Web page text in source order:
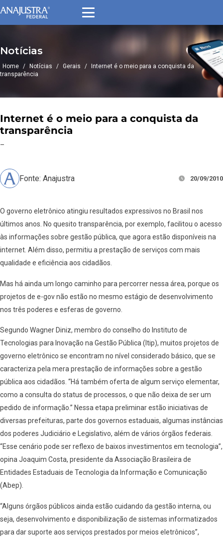
Notícias
Home / Notícias / Gerais /
Internet é o meio para a conquista da
transparência
Internet é o meio para a conquista da
transparência
–
Fonte: Anajustra 20/09/2010
O governo eletrônico atingiu resultados expressivos no Brasil nos
últimos anos. No quesito transparência, por exemplo, facilitou o acesso
às informações sobre gestão pública, que agora estão disponíveis na
internet. Além disso, permitiu a prestação de serviços com mais
qualidade e eficiência aos cidadãos.
Mas há ainda um longo caminho para percorrer nessa área, porque os
projetos de e-gov não estão no mesmo estágio de desenvolvimento
nos três poderes e esferas de governo.
Segundo Wagner Diniz, membro do conselho do Instituto de
Tecnologias para Inovação na Gestão Pública (Itip), muitos projetos de
governo eletrônico se encontram no nível considerado básico, que se
caracteriza pela mera prestação de informações sobre a gestão
pública aos cidadãos. “Há também oferta de algum serviço elementar,
como a consulta do status de processos, o que não deixa de ser um
pedido de informação.” Nessa etapa preliminar estão iniciativas de
diversas prefeituras, parte dos governos estaduais, algumas instâncias
dos poderes Judiciário e Legislativo, além de vários órgãos federais.
“Esse cenário pode ser reflexo de baixos investimentos em tecnologia”,
opina Joaquim Costa, presidente da Associação Brasileira de
Entidades Estaduais de Tecnologia da Informação e Comunicação
(Abep).
“Alguns órgãos públicos ainda estão cuidando da gestão interna, ou
seja, desenvolvimento e disponibilização de sistemas informatizados
para dar suporte aos serviços prestados por meios eletrônicos”,